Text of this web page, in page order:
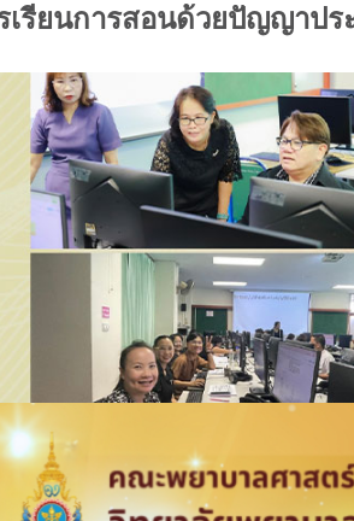
เรียนการสอนด้วยปัญญาประ